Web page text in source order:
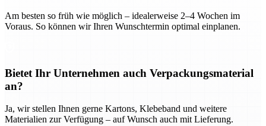
Am besten so früh wie möglich – idealerweise 2–4 Wochen im
Voraus. So können wir Ihren Wunschtermin optimal einplanen.
Bietet Ihr Unternehmen auch Verpackungsmaterial
an?
Ja, wir stellen Ihnen gerne Kartons, Klebeband und weitere
Materialien zur Verfügung – auf Wunsch auch mit Lieferung.